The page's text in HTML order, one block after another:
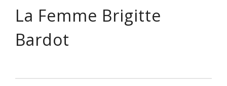
La Femme Brigitte
Bardot